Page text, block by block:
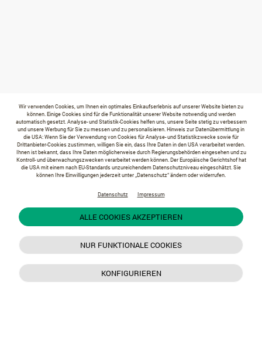
Wir verwenden Cookies, um Ihnen ein optimales Einkaufserlebnis auf unserer Website bieten zu
können. Einige Cookies sind für die Funktionalität unserer Website notwendig und werden
automatisch gesetzt. Analyse- und Statistik-Cookies helfen uns, unsere Seite stetig zu verbessern
und unsere Werbung für Sie zu messen und zu personalisieren. Hinweis zur Datenübermittlung in
die USA: Wenn Sie der Verwendung von Cookies für Analyse- und Statistikzwecke sowie für
Drittanbieter-Cookies zustimmen, willigen Sie ein, dass Ihre Daten in den USA verarbeitet werden.
Ihnen ist bekannt, dass Ihre Daten möglicherweise durch Regierungsbehörden eingesehen und zu
Kontroll- und überwachungszwecken verarbeitet werden können. Der Europäische Gerichtshof hat
die USA mit einem nach EU-Standards unzureichendem Datenschutzniveau eingeschätzt. Sie
können Ihre Einwilligungen jederzeit unter „Datenschutz“ ändern oder widerrufen.
Datenschutz Impressum
ALLE COOKIES AKZEPTIEREN
NUR FUNKTIONALE COOKIES
KONFIGURIEREN